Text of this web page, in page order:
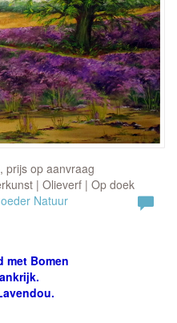
prijs op aanvraag
| Olieverf | Op doek
Natuur
met Bomen